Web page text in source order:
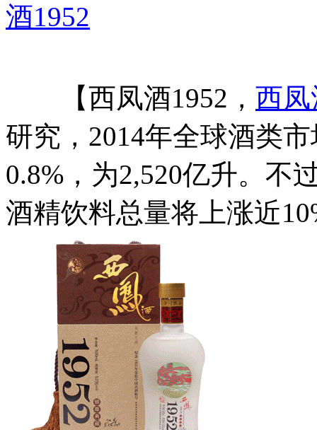
酒1952
【西凤酒1952， 西
研究，2014年全球酒类
0.8%，为2,520亿升。不
酒精饮料总量将上涨近